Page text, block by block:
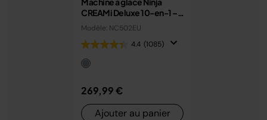
CREAMi Deluxe 10-en-1 –
Glaces, sorbets et gelato
maison
Modèle: NC502EU
4.4 (1085)
269,99 €
Ajouter au panier